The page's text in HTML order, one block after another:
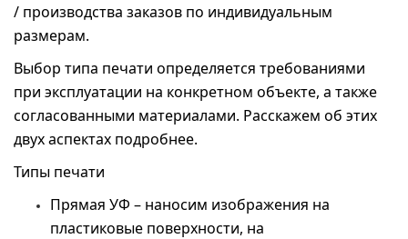
/ производства заказов по индивидуальным
размерам.
Выбор типа печати определяется требованиями
при эксплуатации на конкретном объекте, а также
согласованными материалами. Расскажем об этих
двух аспектах подробнее.
Типы печати
Прямая УФ – наносим изображения на
пластиковые поверхности, на